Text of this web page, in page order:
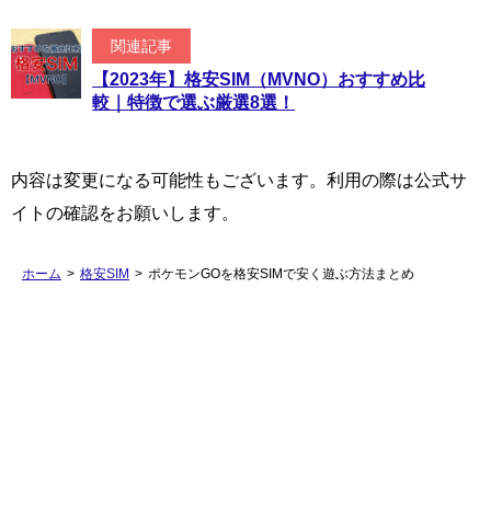
関連記事
【2023年】格安SIM（MVNO）おすすめ比
較｜特徴で選ぶ厳選8選！
内容は変更になる可能性もございます。利用の際は公式サ
イトの確認をお願いします。
ホーム > 格安SIM > ポケモンGOを格安SIMで安く遊ぶ方法まとめ